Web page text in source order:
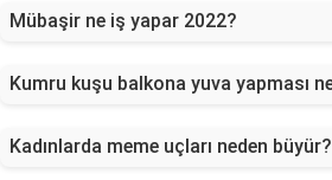
Mübaşir ne iş yapar 2022?
Kumru kuşu balkona yuva yapması
Kadınlarda meme uçları neden büyür?